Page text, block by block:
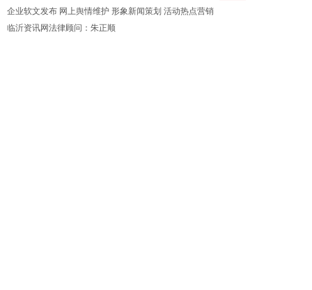
企业软文发布 网上舆情维护 形象新闻策划 活动热点营销
临沂资讯网法律顾问：朱正顺